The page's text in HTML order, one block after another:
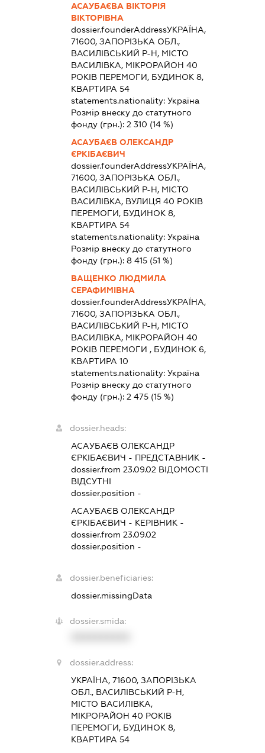
АСАУБАЄВА ВІКТОРІЯ
ВІКТОРІВНА
dossier.founderAddressУКРАЇНА,
71600, ЗАПОРІЗЬКА ОБЛ.,
ВАСИЛІВСЬКИЙ Р-Н, МІСТО
ВАСИЛІВКА, МІКРОРАЙОН 40
РОКІВ ПЕРЕМОГИ, БУДИНОК 8,
КВАРТИРА 54
statements.nationality: Україна
Розмір внеску до статутного
фонду (грн.): 2 310 (14 %)
АСАУБАЄВ ОЛЕКСАНДР
ЄРКІБАЄВИЧ
dossier.founderAddressУКРАЇНА,
71600, ЗАПОРІЗЬКА ОБЛ.,
ВАСИЛІВСЬКИЙ Р-Н, МІСТО
ВАСИЛІВКА, ВУЛИЦЯ 40 РОКІВ
ПЕРЕМОГИ, БУДИНОК 8,
КВАРТИРА 54
statements.nationality: Україна
Розмір внеску до статутного
фонду (грн.): 8 415(51 %)
ВАЩЕНКО ЛЮДМИЛА
СЕРАФИМІВНА
dossier.founderAddressУКРАЇНА,
71600, ЗАПОРІЗЬКА ОБЛ.,
ВАСИЛІВСЬКИЙ Р-Н, МІСТО
ВАСИЛІВКА, МІКРОРАЙОН 40
РОКІВ ПЕРЕМОГИ , БУДИНОК 6,
КВАРТИРА 10
statements.nationality: Україна
Розмір внеску до статутного
фонду (грн.): 2 475(15 %)
dossier.heads:
АСАУБАЄВ ОЛЕКСАНДР
ЄРКІБАЄВИЧ - ПРЕДСТАВНИК -
dossier.from 23.09.02 ВІДОМОСТІ
ВІДСУТНІ
dossier.position -
АСАУБАЄВ ОЛЕКСАНДР
ЄРКІБАЄВИЧ - КЕРІВНИК -
dossier.from 23.09.02
dossier.position -
dossier.beneficiaries:
dossier.missingData
dossier.smida:
dossier.address:
УКРАЇНА, 71600, ЗАПОРІЗЬКА
ОБЛ., ВАСИЛІВСЬКИЙ Р-Н,
МІСТО ВАСИЛІВКА,
МІКРОРАЙОН 40 РОКІВ
ПЕРЕМОГИ, БУДИНОК 8,
КВАРТИРА 54